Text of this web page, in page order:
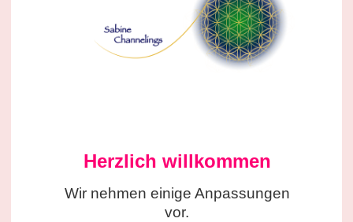
Herzlich willkommen
Wir nehmen einige Anpassungen
vor.